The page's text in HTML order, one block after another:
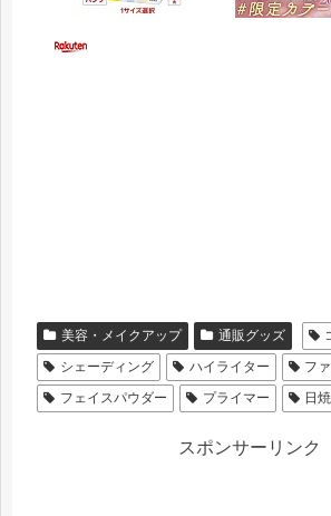
美容・メイクアップ 通販グッズ
シェーディング
ハイライター
フ
フェイスパウダー
プライマー 日
スポンサーリンク